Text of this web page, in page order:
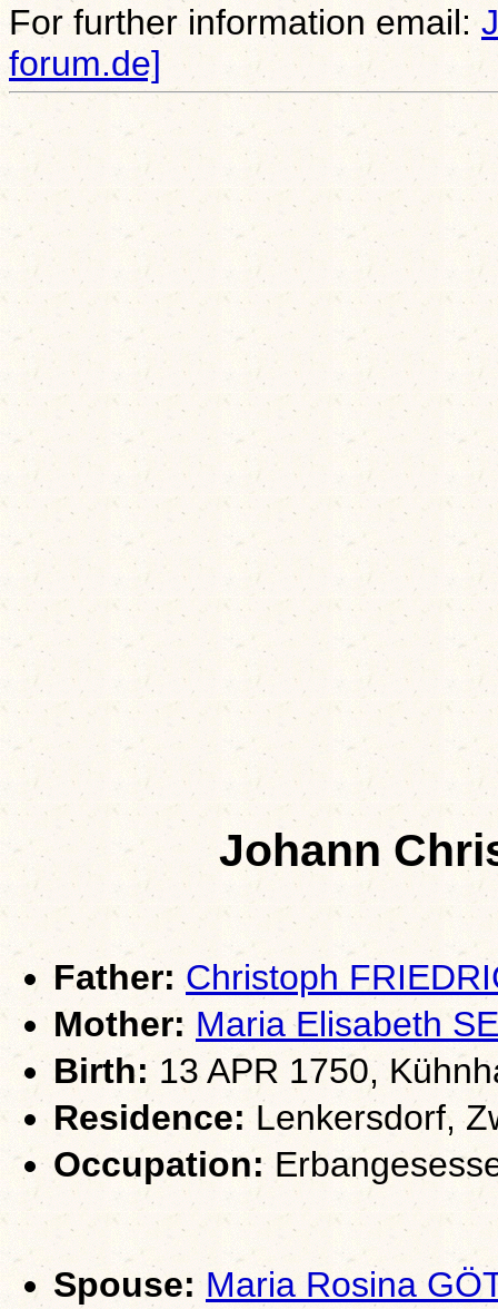
For further information email:
forum.de]
Johann
Father: Christoph
Mother: Maria Elisabeth
Birth:13 APR 1750,
Residence:Lenkersdorf,
Occupation:
Spouse: Maria Rosina